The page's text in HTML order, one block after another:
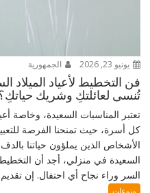
يونيو 23, 2026 الجمهورية
فن التخطيط لأعياد الميلاد
تُنسى لعائلتكِ وشريك
تعتبر المناسبات السعيدة، وخاصة
كل أسرة، حيث تمنحنا الفرصة
الأشخاص الذين يملؤون حياتنا
السعيدة في منزلي، أجد أن
السر وراء نجاح أي احتفال. إن
منوعات